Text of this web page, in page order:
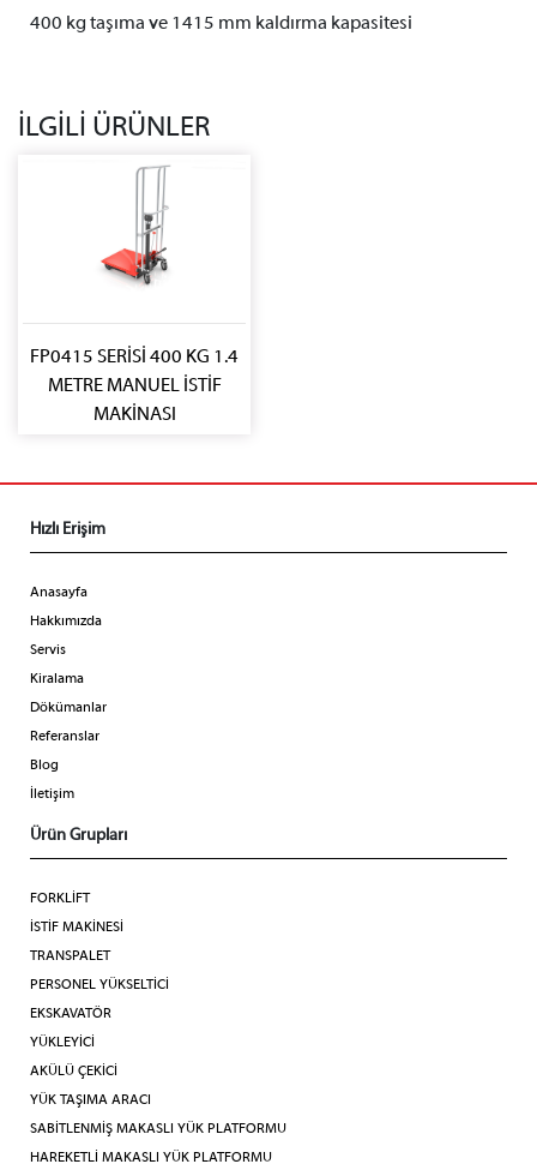
400 kg taşıma ve 1415 mm kaldırma kapasitesi
İLGİLİ ÜRÜNLER
FP0415 SERİSİ 400 KG 1.4
METRE MANUEL İSTİF
MAKİNASI
Hızlı Erişim
Anasayfa
Hakkımızda
Servis
Kiralama
Dökümanlar
Referanslar
Blog
İletişim
Ürün Grupları
FORKLİFT
İSTİF MAKİNESİ
TRANSPALET
PERSONEL YÜKSELTİCİ
EKSKAVATÖR
YÜKLEYİCİ
AKÜLÜ ÇEKİCİ
YÜK TAŞIMA ARACI
SABİTLENMİŞ MAKASLI YÜK PLATFORMU
HAREKETLİ MAKASLI YÜK PLATFORMU